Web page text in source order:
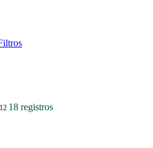
18 registros